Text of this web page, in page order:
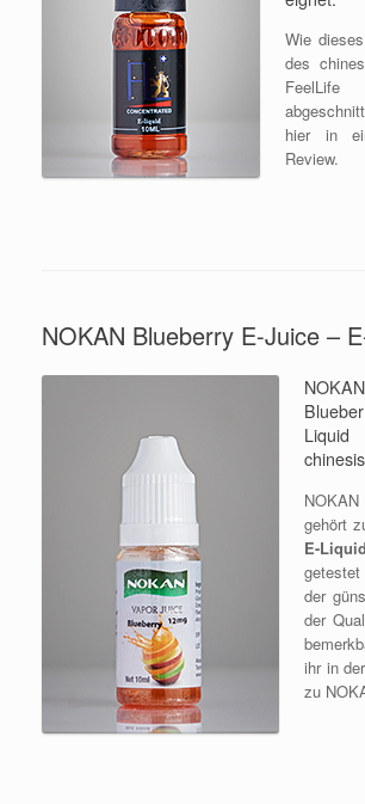
Wie
des
hier in
Review.
NOKAN Blueberry E-Juice –
gehört
E-
der
der
ihr in
zu